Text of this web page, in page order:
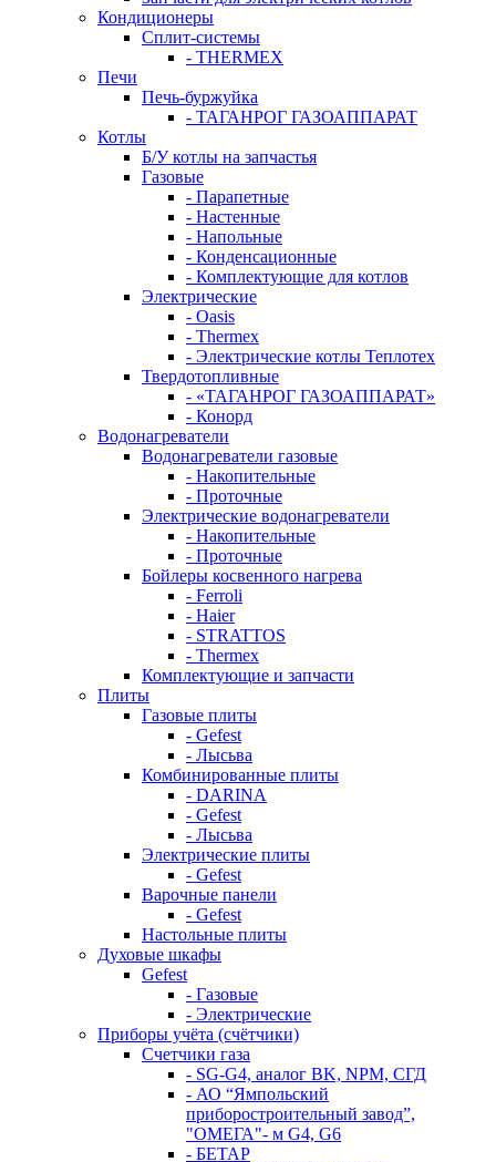
Кондиционеры
Сплит-системы
- THERMEX
Печи
Печь-буржуйка
- ТАГАНРОГ ГАЗОАППАРАТ
Котлы
Б/У котлы на запчастья
Газовые
- Парапетные
- Настенные
- Напольные
- Конденсационные
- Комплектующие для котлов
Электрические
- Oasis
- Thermex
- Электрические котлы Теплотех
Твердотопливные
- «ТАГАНРОГ ГАЗОАППАРАТ»
- Конорд
Водонагреватели
Водонагреватели газовые
- Накопительные
- Проточные
Электрические водонагреватели
- Накопительные
- Проточные
Бойлеры косвенного нагрева
- Ferroli
- Haier
- STRATTOS
- Thermex
Комплектующие и запчасти
Плиты
Газовые плиты
- Gefest
- Лысьва
Комбинированные плиты
- DARINA
- Gefest
- Лысьва
Электрические плиты
- Gefest
Варочные панели
- Gefest
Настольные плиты
Духовые шкафы
Gefest
- Газовые
- Электрические
Приборы учёта (счётчики)
Счетчики газа
- SG-G4, аналог BK, NPM, СГД
- АО “Ямпольский
приборостроительный завод”,
"ОМЕГА"- м G4, G6
- БЕТАР